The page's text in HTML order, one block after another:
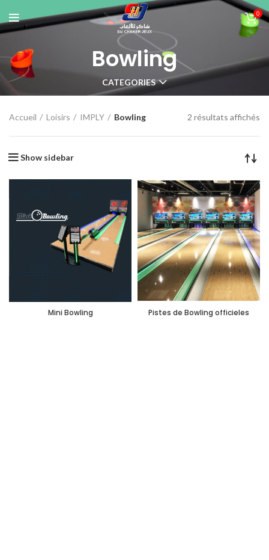
0
Bowling
CATEGORIES
Accueil Loisirs IMPLY Bowling 2 résultats affichés
Show sidebar
Mini Bowling Pistes de Bowling officieles